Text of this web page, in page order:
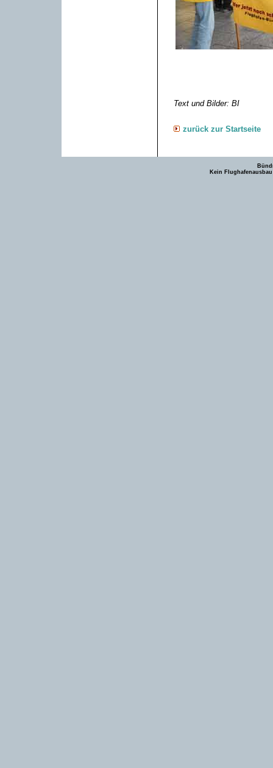
Text und Bilder: BI
zurück zur Startseite
Kein